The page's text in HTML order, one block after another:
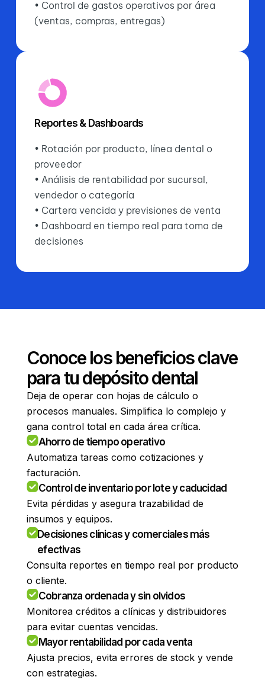
• Control de gastos operativos por área
(ventas, compras, entregas)
Reportes & Dashboards
• Rotación por producto, línea dental o
proveedor
• Análisis de rentabilidad por sucursal,
vendedor o categoría
• Cartera vencida y previsiones de venta
• Dashboard en tiempo real para toma de
decisiones
Conoce los beneficios clave
para tu depósito dental
Deja de operar con hojas de cálculo o
procesos manuales. Simplifica lo complejo y
gana control total en cada área crítica.
Ahorro de tiempo operativo
Automatiza tareas como cotizaciones y
facturación.
Control de inventario por lote y caducidad
Evita pérdidas y asegura trazabilidad de
insumos y equipos.
Decisiones clínicas y comerciales más
efectivas
Consulta reportes en tiempo real por producto
o cliente.
Cobranza ordenada y sin olvidos
Monitorea créditos a clínicas y distribuidores
para evitar cuentas vencidas.
Mayor rentabilidad por cada venta
Ajusta precios, evita errores de stock y vende
con estrategias.